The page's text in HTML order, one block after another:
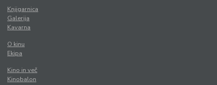
Knjigarnica
Galerija
Kavarna
O kinu
Ekipa
Kino in več
Kinobalon